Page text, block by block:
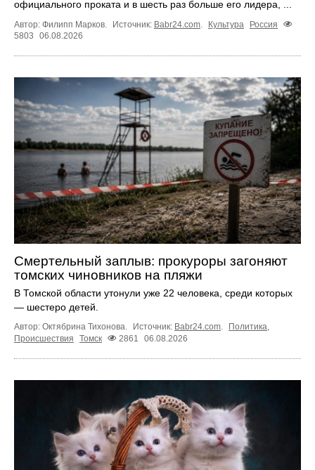
официального проката и в шесть раз больше его лидера, ...
Автор: Филипп Марков. Источник: Babr24.com. Культура
Россия
5803
06.08.2026
Смертельный заплыв: прокуроры загоняют
томских чиновников на пляжи
В Томской области утонули уже 22 человека, среди которых
— шестеро детей.
Автор: Октябрина Тихонова. Источник: Babr24.com. Политика,
Происшествия
Томск 2861 06.08.2026